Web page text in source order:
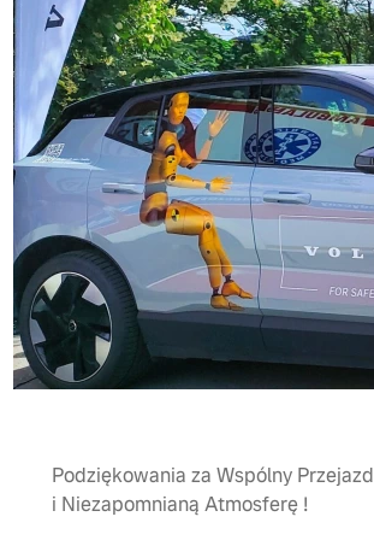
Podziękowania za Wspólny Przejazd
i Niezapomnianą Atmosferę !